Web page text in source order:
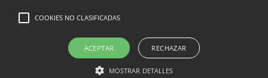
2026 © Clínica Bruselas
COOKIES NO CLASIFICADAS
ACEPTAR RECHAZAR
MOSTRAR DETALLES